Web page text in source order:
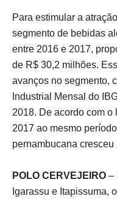
Para estimular a
segmento de bebidas
entre 2016 e 2017,
de R$ 30,2 milhões.
avanços no segmento,
Industrial Mensal do
2018. De acordo com o
2017 ao mesmo
pernambucana cresceu
POLO CERVEJEIRO –
Igarassu e Itapissuma,